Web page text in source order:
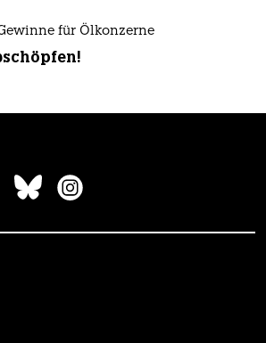
für Ölkonzerne